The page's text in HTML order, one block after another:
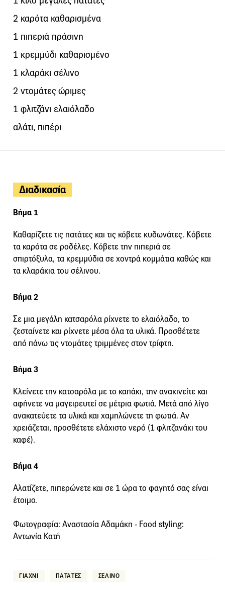
2 καρότα καθαρισμένα
1 πιπεριά πράσινη
1 κρεμμύδι καθαρισμένο
1 κλαράκι σέλινο
2 ντομάτες ώριμες
1 φλιτζάνι ελαιόλαδο
αλάτι, πιπέρι
Διαδικασία
Βήμα 1
Καθαρίζετε τις πατάτες και τις κόβετε κυδωνάτες. Κόβετε
τα καρότα σε ροδέλες. Κόβετε την πιπεριά σε
σπιρτόξυλα, τα κρεμμύδια σε χοντρά κομμάτια καθώς και
τα κλαράκια του σέλινου.
Βήμα 2
Σε μια μεγάλη κατσαρόλα ρίχνετε το ελαιόλαδο, το
ζεσταίνετε και ρίχνετε μέσα όλα τα υλικά. Προσθέτετε
από πάνω τις ντομάτες τριμμένες στον τρίφτη.
Βήμα 3
Κλείνετε την κατσαρόλα με το καπάκι, την ανακινείτε και
αφήνετε να μαγειρευτεί σε μέτρια φωτιά. Μετά από λίγο
ανακατεύετε τα υλικά και χαμηλώνετε τη φωτιά. Αν
χρειάζεται, προσθέτετε ελάχιστο νερό (1 φλιτζανάκι του
καφέ).
Βήμα 4
Αλατίζετε, πιπερώνετε και σε 1 ώρα το φαγητό σας είναι
έτοιμο.
Φωτογραφία: Αναστασία Αδαμάκη - Food styling:
Aντωνία Κατή
ΓΙΑΧΝΙ ΠΑΤΑΤΕΣ ΣΕΛΙΝΟ